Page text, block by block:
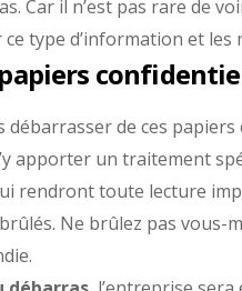
Car il n’est pas rare de
type d’information et les
débarrasser de ces
apporter un traitement
rendront toute lecture
Ne brûlez pas vous-